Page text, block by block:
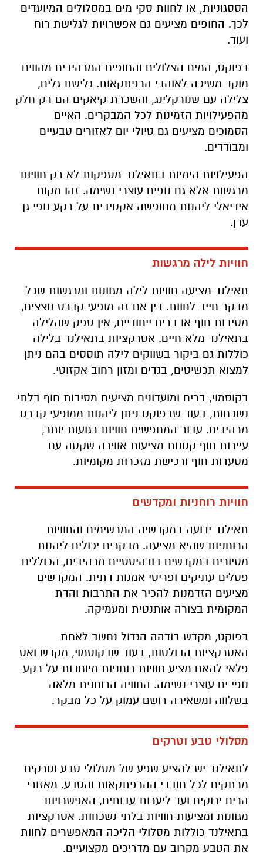
הססגוניות, או לחוות סקי מים במסלולים המיועדים
לכך. החופים מציעים גם אפשרויות לגלישת רוח
ועוד.
בפוקט, המים הצלולים והחופים המרהיבים מהווים
מוקד משיכה לאוהבי הרפתקאות. גלישת גלים,
צלילה עם שנורקלינג, והשכרת קיאקים הם רק חלק
מהפעילויות הזמינות לכל המבקרים. האיים
הסמוכים מציעים גם טיולי יום לאזורים טבעיים
ומבודדים.
הפעילויות הימיות בתאילנד מספקות לא רק חוויות
מרגשות אלא גם נופים עוצרי נשימה. זהו מקום
אידיאלי ליהנות מחופשה אקטיבית על רקע נופי גן
עדן.
חוויות לילה מרגשות
תאילנד מציעה חוויות לילה מגוונות ומרגשות שכל
מבקר חייב לחוות. בין אם זה מופעי קברט נוצצים,
מסיבות חוף או ברים ייחודיים, אין ספק שהלילה
בתאילנד מלא חיים. אטרקציות בתאילנד בלילה
כוללות גם ביקור בשווקים לילה תוססים בהם ניתן
למצוא תכשיטים, בגדים ומזון רחוב אקזוטי.
בקוסמוי, ברים ומועדונים מציעים מסיבות חוף בלתי
נשכחות, בעוד שבפוקט ניתן ליהנות ממופעי קברט
מרהיבים. עבור המחפשים חוויות רגועות יותר,
עיירות חוף קטנות מציעות אווירה שקטה עם
מסעדות חוף ורכישת מזכרות מקומיות.
חוויות רוחניות ומקדשים
תאילנד ידועה במקדשיה המרשימים והחוויות
הרוחניות שהיא מציעה. מבקרים יכולים ליהנות
מסיורים במקדשים בודהיסטיים מרהיבים, הכוללים
פסלים עתיקים ופריטי אמנות דתית. המקדשים
מציעים הזדמנות להכיר את התרבות והדת
המקומית בצורה אותנטית ומעמיקה.
בפוקט, מקדש בודהה הגדול נחשב לאחת
האטרקציות הבולטות, בעוד שבקוסמוי, מקדש ואט
פלאי להאם מציע חוויות רוחניות מיוחדות על רקע
נופי ים עוצרי נשימה. החוויה הרוחנית מלאה
בשלווה ומשאירה רושם עמוק על כל מבקר.
מסלולי טבע וטרקים
לתאילנד יש להציע שפע של מסלולי טבע וטרקים
מרתקים לכל חובבי ההרפתקאות והטבע. מאזורי
הרים ירוקים ועד ליערות עבותים, האפשרויות
מגוונות ומציעות חוויות בלתי נשכחות. אטרקציות
בתאילנד כוללות מסלולי הליכה המאפשרים לחוות
את הטבע מקרוב עם מדריכים מקצועיים.